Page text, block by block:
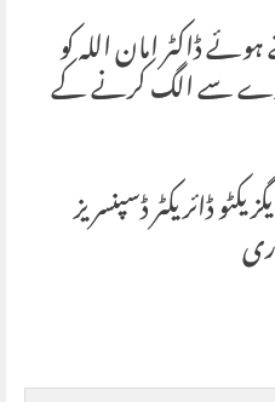
ڈاکٹر امان اللہ کو
سے الگ کرنے کے
ڈائریکٹر ڈسپنسریز